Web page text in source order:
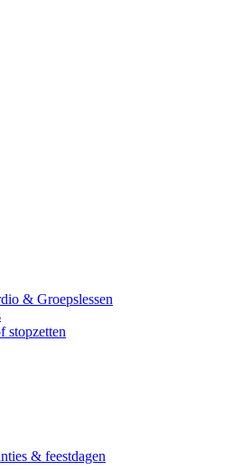
& Groepslessen
stopzetten
& feestdagen